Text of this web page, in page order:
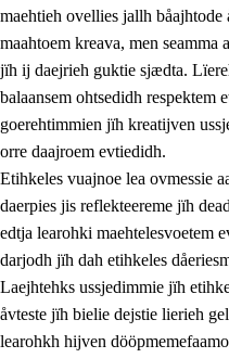
1.6 Demokratije jïh
maehtieh ovellies jallh
maahtoem kreava, men
jïh ij daejrieh guktie sjædta.
balaansem ohtsedidh respektem
goerehtimmien jïh kreatijven
orre daajroem evtiedidh.
Etihkeles vuajnoe lea ovmessie
daerpies jis reflekteereme jïh
edtja learohki maehtelesvoetem
darjodh jïh dah etihkeles
Laejhtehks ussjedimmie jïh
åvteste jïh bielie dejstie lierieh
learohkh hijven